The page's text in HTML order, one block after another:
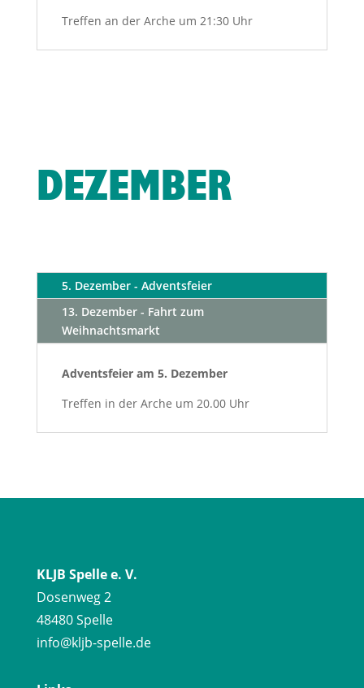
Treffen an der Arche um 21:30 Uhr
DEZEMBER
5. Dezember - Adventsfeier
13. Dezember - Fahrt zum
Weihnachtsmarkt
Adventsfeier am 5. Dezember
Treffen in der Arche um 20.00 Uhr
KLJB Spelle e. V.
Dosenweg 2
48480 Spelle
info@kljb-spelle.de